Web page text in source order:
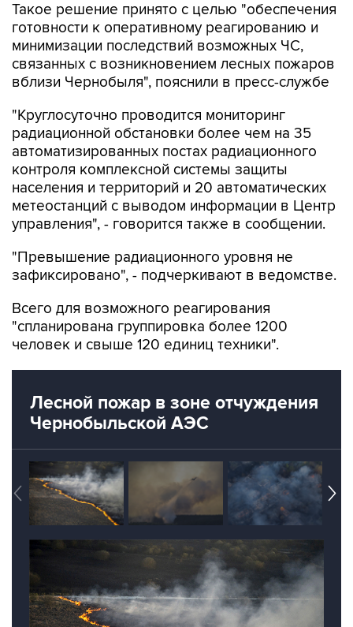
Такое решение принято с целью "обеспечения
готовности к оперативному реагированию и
минимизации последствий возможных ЧС,
связанных с возникновением лесных пожаров
вблизи Чернобыля", пояснили в пресс-службе
"Круглосуточно проводится мониторинг
радиационной обстановки более чем на 35
автоматизированных постах радиационного
контроля комплексной системы защиты
населения и территорий и 20 автоматических
метеостанций с выводом информации в Центр
управления", - говорится также в сообщении.
"Превышение радиационного уровня не
зафиксировано", - подчеркивают в ведомстве.
Всего для возможного реагирования
"спланирована группировка более 1200
человек и свыше 120 единиц техники".
Лесной пожар в зоне отчуждения
Чернобыльской АЭС